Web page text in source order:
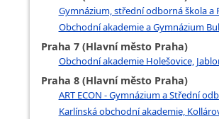
Gymnázium, střední odborná škola a
Obchodní akademie a Gymnázium
Praha 7 (Hlavní město Praha)
Obchodní akademie Holešovice,
Praha 8 (Hlavní město Praha)
ART ECON - Gymnázium a Střední
Karlínská obchodní akademie,